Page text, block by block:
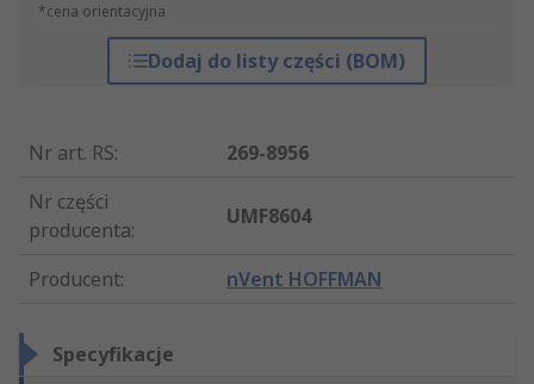
*cena orientacyjna
Dodaj do listy części (BOM)
Nr art. RS:
269-8956
Nr części
producenta:
UMF8604
Producent: nVent HOFFMAN
Specyfikacje